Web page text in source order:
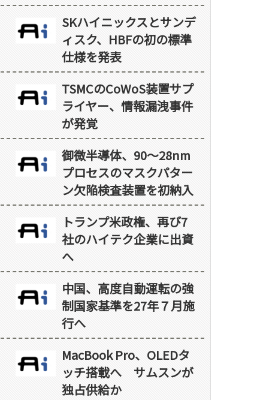
SKハイニックスとサンデ
ィスク、HBFの初の標準
仕様を発表
TSMCのCoWoS装置サプ
ライヤー、情報漏洩事件
が発覚
御微半導体、90～28nm
プロセスのマスクパター
ン欠陥検査装置を初納入
トランプ米政権、再び7
社のハイテク企業に出資
へ
中国、高度自動運転の強
制国家基準を27年７月施
行へ
MacBook Pro、OLEDタ
ッチ搭載へ サムスンが
独占供給か